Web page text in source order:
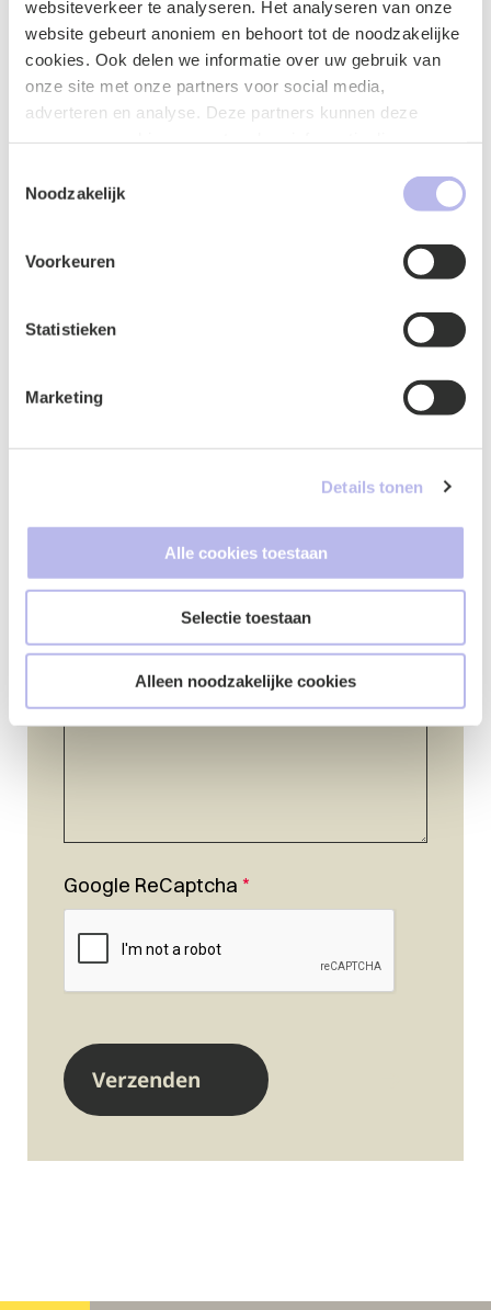
websiteverkeer te analyseren. Het analyseren van onze
website gebeurt anoniem en behoort tot de noodzakelijke
cookies. Ook delen we informatie over uw gebruik van
onze site met onze partners voor social media,
adverteren en analyse. Deze partners kunnen deze
uw gebruik van hun services.
Noodzakelijk
Voorkeuren
Statistieken
Marketing
Details tonen
Alle cookies toestaan
Selectie toestaan
Alleen noodzakelijke cookies
Naam*
E-mailadres
Vraag of opmerking*
Google ReCaptcha *